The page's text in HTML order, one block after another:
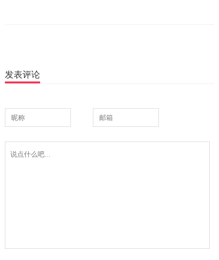
发表评论